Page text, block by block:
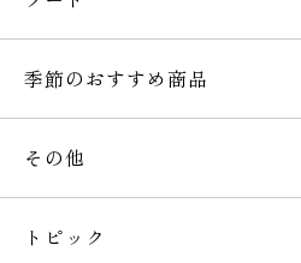
季節のおすすめ商品
その他
トピック